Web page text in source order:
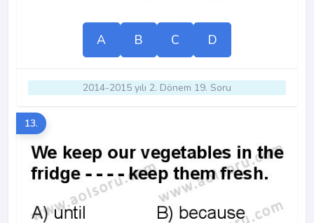
A B C D
2014-2015 yılı 2. Dönem 19. Soru
13.